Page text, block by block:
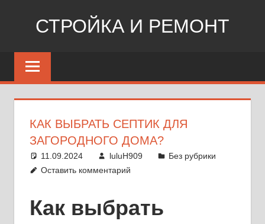
СТРОЙКА И РЕМОНТ
КАК ВЫБРАТЬ СЕПТИК ДЛЯ
ЗАГОРОДНОГО ДОМА?
11.09.2024 luluH909
Без рубрики
Оставить комментарий
Как выбрать